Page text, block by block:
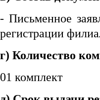
- Письменное
регистрации
г) Количество
01 комплект